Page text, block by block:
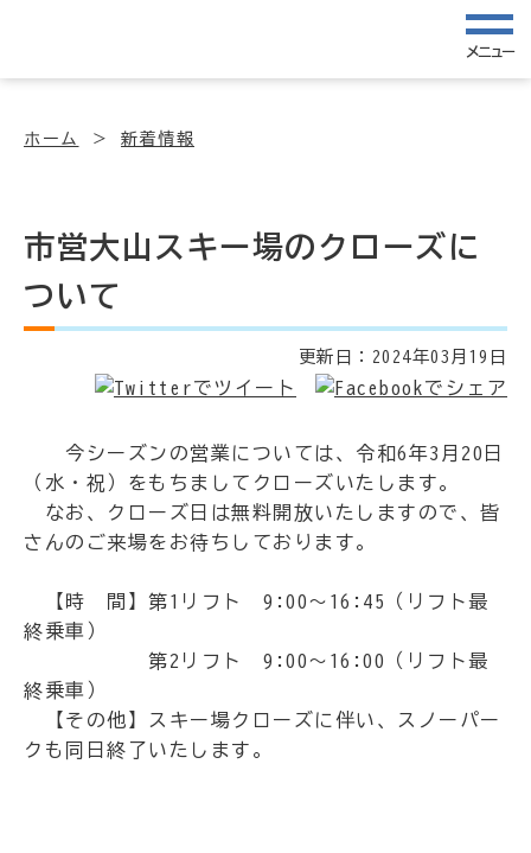
メニュー
ホーム 新着情報
市営大山スキー場のクローズに
ついて
更新日： 2024年03月19日
今シーズンの営業については、令和6年3月20日
（水・祝）をもちましてクローズいたします。
なお、クローズ日は無料開放いたしますので、皆
さんのご来場をお待ちしております。
【時 間】第1リフト 9:00～16:45（リフト最
終乗車）
第2リフト 9:00～16:00（リフト最
終乗車）
【その他】スキー場クローズに伴い、スノーパー
クも同日終了いたします。